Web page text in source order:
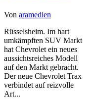
Von aramedien
Rüsselsheim. Im hart
umkämpften SUV Markt
hat Chevrolet ein neues
aussichtsreiches Modell
auf den Markt gebracht.
Der neue Chevrolet Trax
verbindet auf reizvolle
Art...